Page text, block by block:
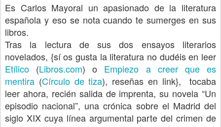
Es Carlos Mayoral un apasionado de la literatura
española y eso se nota cuando te sumerges en sus
libros.
Tras la lectura de sus dos ensayos literarios
novelados, {sí os gusta la literatura no dudéis en leer
Etílico (Libros.com) o Empiezo a creer que es
mentira (Círculo de tiza), reseñas en link},
tocaba
leer ahora, recién salida de imprenta, su novela “Un
episodio nacional”, una crónica sobre el Madrid del
siglo XIX cuya línea argumental parte del crimen de